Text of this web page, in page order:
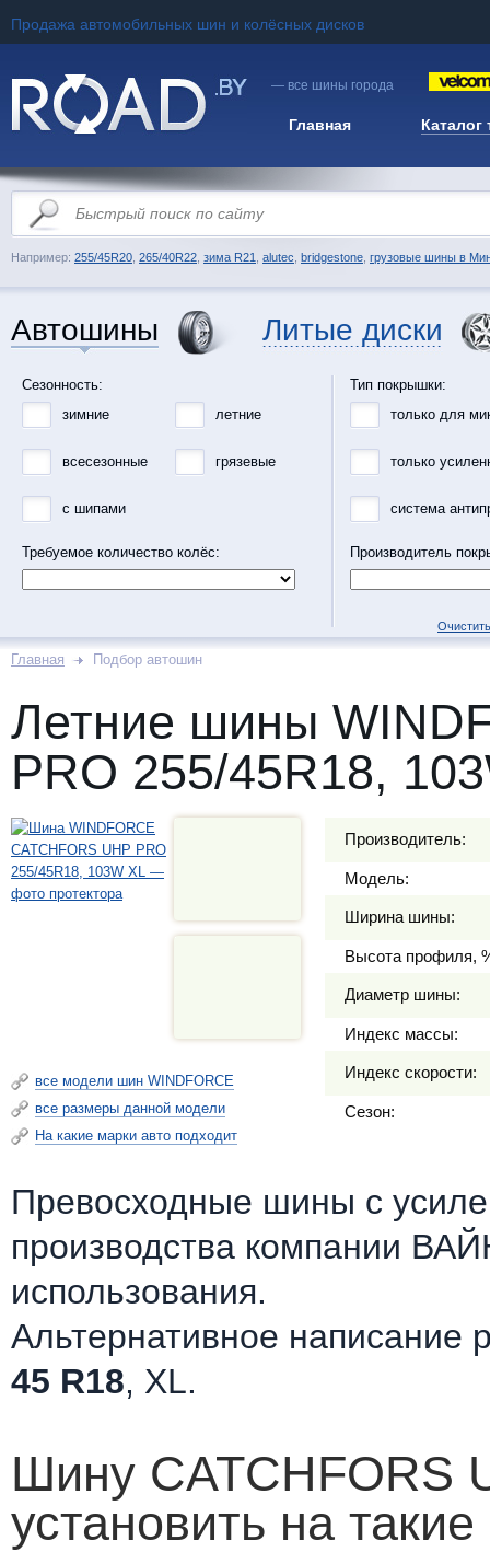
Продажа автомобильных шин и колёсных дисков
— все шины города
Главная Каталог
Например: 255/45R20 265/40R22 зима R21 alutec bridgestone грузовые шины в
Автошины Литые диски
Сезонность:
зимние
летние
всесезонные грязевые
с шипами
Требуемое количество колёс:
Тип покрышки:
только для
только
система
Производитель
Главная Подбор автошин
Летние шины
PRO 255/45R18,
все модели шин WINDFORCE
все размеры данной модели
На какие марки авто подходит
Производитель:
Модель:
Ширина шины:
Высота профиля,
Диаметр шины:
Индекс массы:
Индекс скорости:
Сезон:
Превосходные шины c
производства компании
использования.
Альтернативное написание
45 R18, XL.
Шину CATCHFORS
установить на